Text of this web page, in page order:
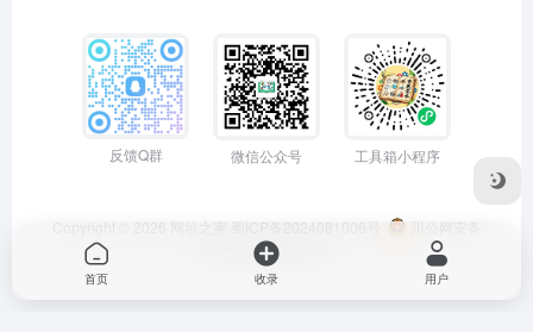
反馈Q群 微信公众号 工具箱小程序
Copyright © 2026 网址之家 蜀ICP备2024081006号
川公网安备
51050202000563号
首页 收录 用户